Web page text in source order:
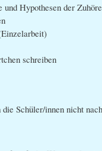
Hypothesen der
schreiben
Schüler/innen nicht